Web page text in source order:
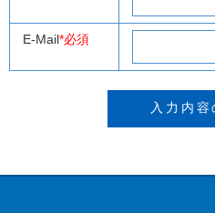
E-Mail*必須